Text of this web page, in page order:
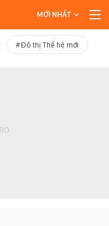
MỚI NHẤT
#Đô thị Thế hệ mới